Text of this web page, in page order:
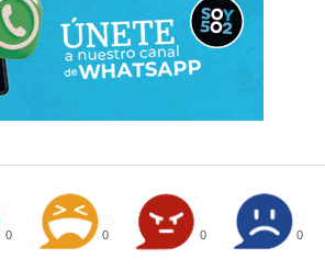
0 0 0 0